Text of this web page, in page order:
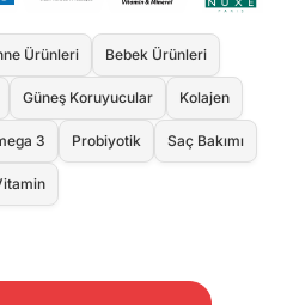
Ürünleri Bebek Ürünleri
Güneş Koruyucular Kolajen
3 Probiyotik Saç Bakımı